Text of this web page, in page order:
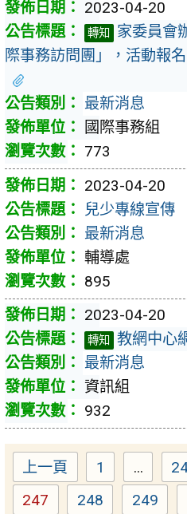
2023-04-20
轉知
家委員會
際事務訪問團」，活動報
最新消息
國際事務組
773
2023-04-20
兒少專線宣傳
最新消息
輔導處
895
2023-04-20
轉知
教網中心
最新消息
資訊組
932
上一頁 Page
1 ...
Page
247 Page
248 Page
249